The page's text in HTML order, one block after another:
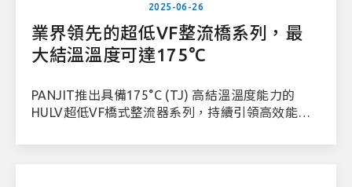
2025-06-26
業界領先的超低VF整流橋系列，最
大結溫溫度可達175°C
PANJIT推出具備175°C (TJ) 高結溫溫度能力的
HULV超低VF橋式整流器系列，持續引領高效能功
業界最佳的熱穩定性與導通效率，廣泛應用於AI伺